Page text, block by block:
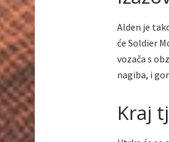
Alden je
će Soldier
vozača s
nagiba, i
Kraj